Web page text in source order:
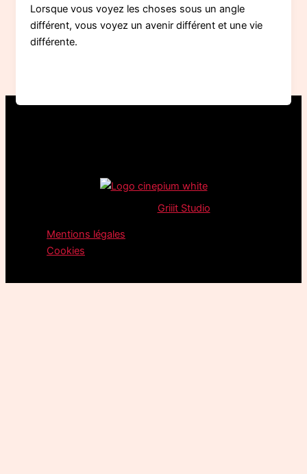
Lorsque vous voyez les choses sous un angle
différent, vous voyez un avenir différent et une vie
différente.
Griiit Studio
Mentions légales
Cookies